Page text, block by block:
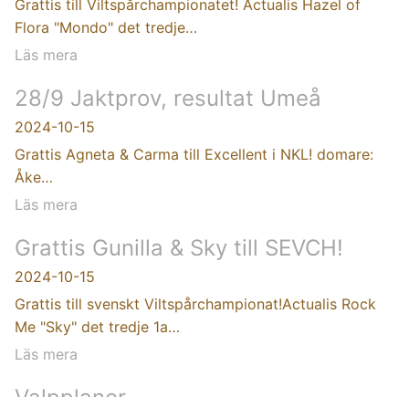
Grattis till Viltspårchampionatet! Actualis Hazel of
Flora "Mondo" det tredje…
Läs mera
28/9 Jaktprov, resultat Umeå
2024-10-15
Grattis Agneta & Carma till Excellent i NKL! domare:
Åke…
Läs mera
Grattis Gunilla & Sky till SEVCH!
2024-10-15
Grattis till svenskt Viltspårchampionat!Actualis Rock
Me "Sky" det tredje 1a…
Läs mera